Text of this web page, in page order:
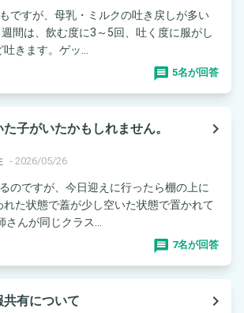
ですが、母乳・ミルクの吐き戻しが多い
間は、飲む度に3～5回、吐く度に服がし
きます。ゲッ...
5名が回答
子がいたかもしれません。
navigate_next
- 2026/05/26
のですが、今日迎えに行ったら棚の上に
た状態で蓋が少し空いた状態で置かれて
んが同じクラス...
7名が回答
共有について
navigate_next